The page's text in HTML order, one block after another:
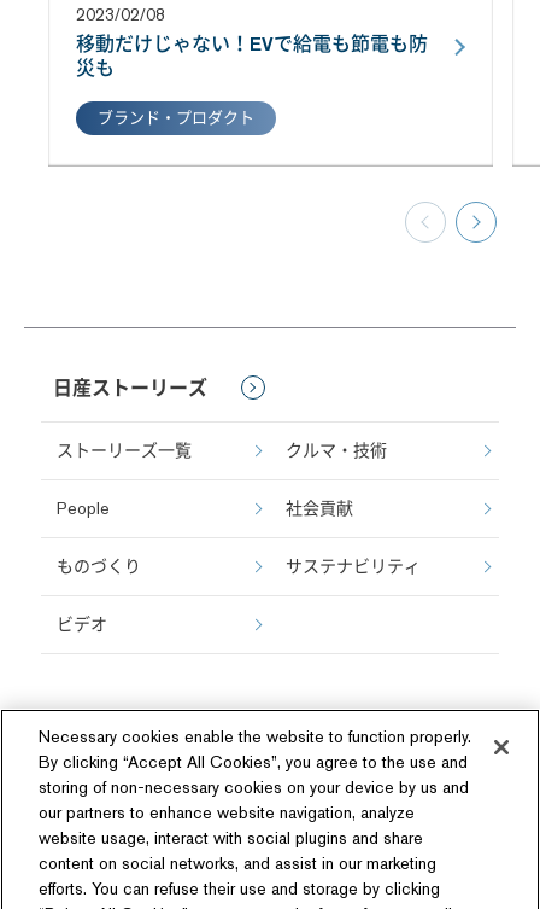
2023/02/08
移動だけじゃない！EVで給電も節電も防
災も
ブランド・プロダクト
日産ストーリーズ
ストーリーズ一覧 クルマ・技術
People 社会貢献
ものづくり サステナビリティ
ビデオ
ソーシャルメディア
Necessary cookies enable the website to function properly.
By clicking “Accept All Cookies”, you agree to the use and
storing of non-necessary cookies on your device by us and
our partners to enhance website navigation, analyze
website usage, interact with social plugins and share
content on social networks, and assist in our marketing
efforts. You can refuse their use and storage by clicking